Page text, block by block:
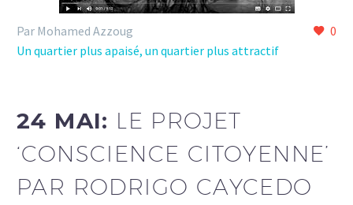
0
Par Mohamed Azzoug
Un quartier plus apaisé, un quartier plus attractif
24 MAI: LE PROJET
‘CONSCIENCE CITOYENNE’
PAR RODRIGO CAYCEDO